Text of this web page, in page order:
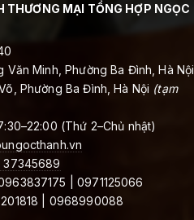
THƯƠNG MẠI TỔNG HỢP NGỌC
Văn Minh, Phường Ba Đình, Hà Nội
Phường Ba Đình, Hà Nội (tạm
(Thứ 2–Chủ nhật)
37345689
| 0971125066
| 0968990088